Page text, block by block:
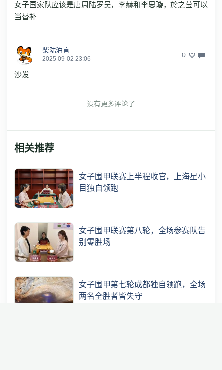
女子国家队应该是唐周陆罗吴，李赫和李思璇，於之莹可以
当替补
柴陆泊言
2025-09-02 23:06 0
沙发
没有更多评论了
相关推荐
女子围甲联赛上半程收官，上海星小
目独自领跑
女子围甲联赛第八轮，全场参赛队告
别零胜场
女子围甲第七轮成都独自领跑，全场
两名全胜者皆失守